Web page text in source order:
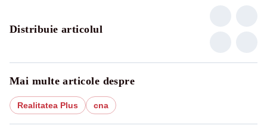
Distribuie articolul
Mai multe articole despre
Realitatea Plus cna